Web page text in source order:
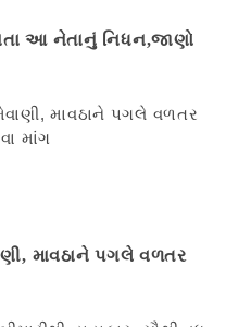
આ નેતાનું નિધન,જાણો
માવઠાને પગલે વળતર